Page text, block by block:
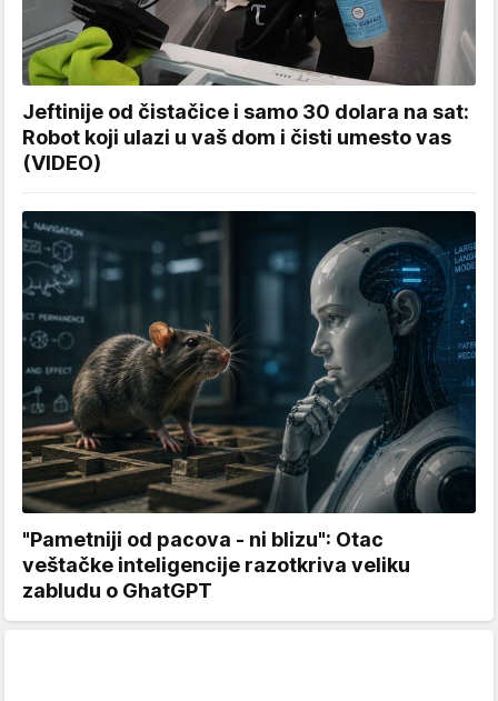
Jeftinije od čistačice i samo 30 dolara na sat:
Robot koji ulazi u vaš dom i čisti umesto vas
(VIDEO)
"Pametniji od pacova - ni blizu": Otac
veštačke inteligencije razotkriva veliku
zabludu o GhatGPT